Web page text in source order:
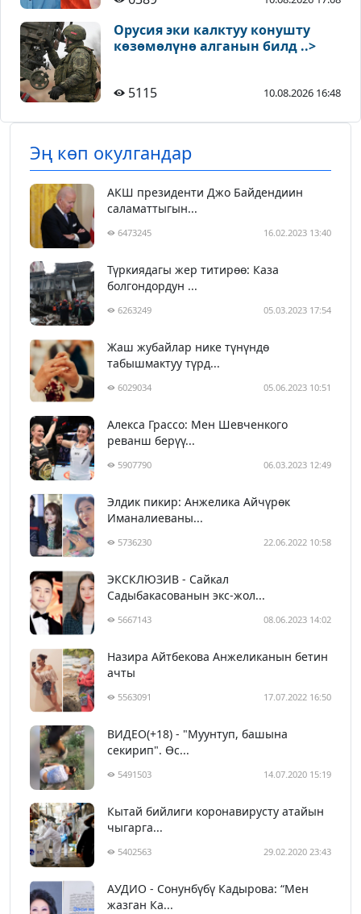
Орусия эки калктуу конушту
көзөмөлүнө алганын билд ..>
5115 10.08.2026 16:48
Эң көп окулгандар
АКШ президенти Джо Байдендиин
саламаттыгын...
6473245 16.02.2023 13:40
Түркиядагы жер титирөө: Каза
болгондордун ...
6263249 05.03.2023 17:54
Жаш жубайлар нике түнүндө
табышмактуу түрд...
6029034 05.06.2023 10:51
Алекса Грассо: Мен Шевченкого
реванш берүү...
5907790 06.03.2023 12:49
Элдик пикир: Анжелика Айчүрөк
Иманалиеваны...
5736230 22.06.2022 10:58
ЭКСКЛЮЗИВ - Сайкал
Садыбакасованын экс-жол...
5667143 08.06.2023 14:02
Назира Айтбекова Анжеликанын бетин
ачты
5563091 17.07.2022 16:50
ВИДЕО(+18) - "Муунтуп, башына
секирип". Өс...
5491503 14.07.2020 15:19
Кытай бийлиги коронавирусту атайын
чыгарга...
5402563 29.02.2020 23:43
АУДИО - Сонунбүбү Кадырова: “Мен
жазган Ка...